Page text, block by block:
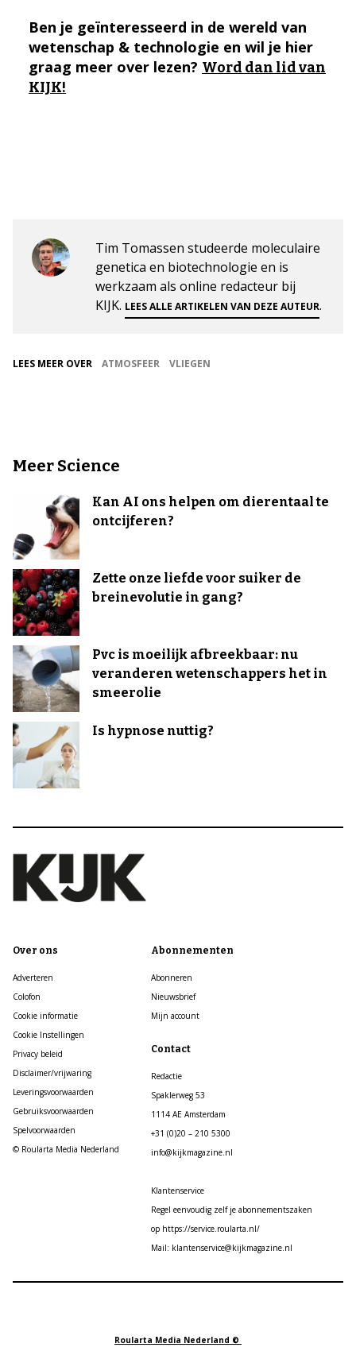
Ben je geïnteresseerd in de wereld van
wetenschap & technologie en wil je hier
graag meer over lezen? Word dan lid van
KIJK!
Tim Tomassen studeerde moleculaire
genetica en biotechnologie en is
werkzaam als online redacteur bij
KIJK. LEES ALLE ARTIKELEN VAN DEZE AUTEUR.
LEES MEER OVER ATMOSFEER VLIEGEN
Meer Science
Kan AI ons helpen om dierentaal te
ontcijferen?
Zette onze liefde voor suiker de
breinevolutie in gang?
Pvc is moeilijk afbreekbaar: nu
veranderen wetenschappers het in
smeerolie
Is hypnose nuttig?
Over ons
Adverteren
Colofon
Cookie informatie
Cookie Instellingen
Privacy beleid
Disclaimer/vrijwaring
Leveringsvoorwaarden
Gebruiksvoorwaarden
Spelvoorwaarden
© Roularta Media Nederland
Abonnementen
Abonneren
Nieuwsbrief
Mijn account
Contact
Redactie
Spaklerweg 53
1114 AE Amsterdam
+31 (0)20 – 210 5300
info@kijkmagazine.nl
Klantenservice
Regel eenvoudig zelf je abonnementszaken
op https://service.roularta.nl/
Mail: klantenservice@kijkmagazine.nl
Roularta Media Nederland ©